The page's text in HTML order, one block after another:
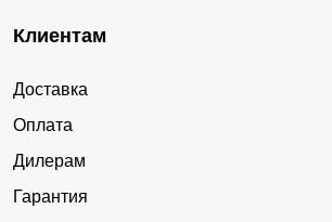
Клиентам
Доставка
Оплата
Дилерам
Гарантия